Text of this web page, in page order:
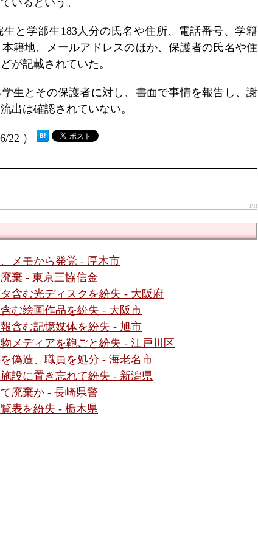
いるという。
と学部生183人分の氏名や住所、電話番号、学籍
籍地、メールアドレスのほか、保護者の氏名や住
が記載されていた。
生とその保護者に対し、書面で事情を報告し、謝
出は確認されていない。
22 ）
PR
メモから発覚 - 厚木市
棄 - 東京三協信金
含む光ディスクを紛失 - 大阪府
む絵画作品を紛失 - 大阪市
含む記憶媒体を紛失 - 旭市
メディアを鞄ごと紛失 - 江戸川区
偽造、職員を処分 - 海老名市
設に置き忘れて紛失 - 新潟県
廃棄か - 長崎県警
表を紛失 - 栃木県